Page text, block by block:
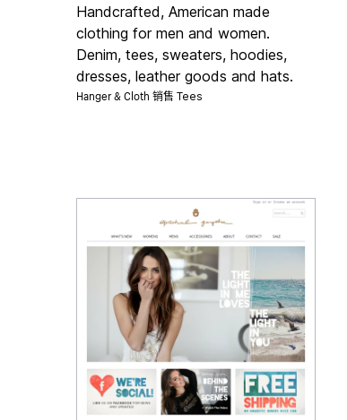
Handcrafted, American made
clothing for men and women.
Denim, tees, sweaters, hoodies,
dresses, leather goods and hats.
Hanger & Cloth 销售Tees